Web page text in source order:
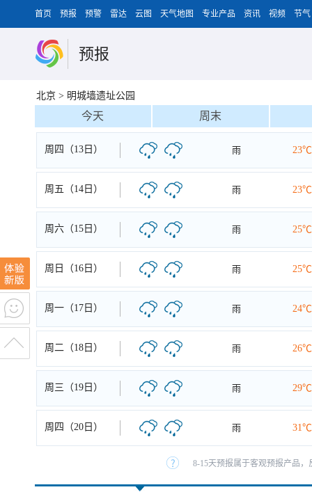
首页 预报 预警 雷达 云图 天气地图 专业产品 资讯 视频 节气
预报
北京 > 明城墙遗址公园
今天 周末
周四（13日） 雨 23℃
周五（14日） 雨 23℃
周六（15日） 雨 25℃
周日（16日） 雨 25℃
周一（17日） 雨 24℃
周二（18日） 雨 26℃
周三（19日） 雨 29℃
周四（20日） 雨 31℃
8-15天预报属于客观预报产品